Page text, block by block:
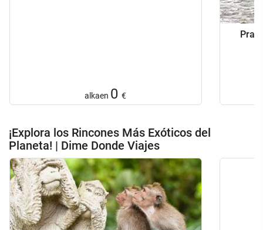
alkaen 0€
¡Explora los Rincones Más Exóticos del
Planeta! | Dime Donde Viajes